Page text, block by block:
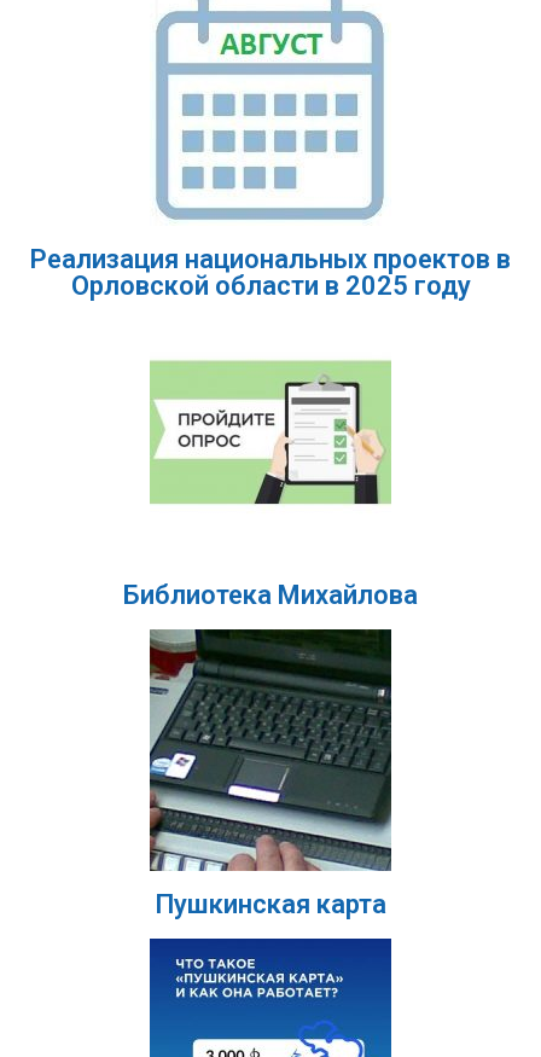
Реализация национальных проектов в
Орловской области в 2025 году
Библиотека Михайлова
Пушкинская карта